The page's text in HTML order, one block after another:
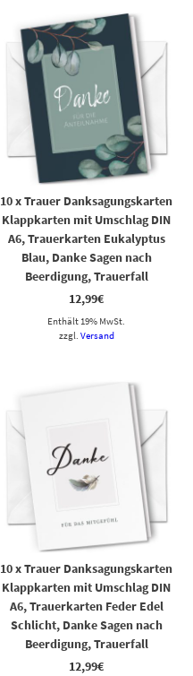
10 x Trauer Danksagungskarten
Klappkarten mit Umschlag DIN
A6, Trauerkarten Eukalyptus
Blau, Danke Sagen nach
Beerdigung, Trauerfall
12,99€
Enthält 19% MwSt.
zzgl. Versand
10 x Trauer Danksagungskarten
Klappkarten mit Umschlag DIN
A6, Trauerkarten Feder Edel
Schlicht, Danke Sagen nach
Beerdigung, Trauerfall
12,99€